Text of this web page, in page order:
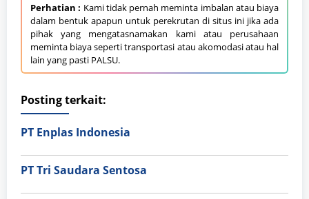
Perhatian : Kami tidak pernah meminta imbalan atau biaya
dalam bentuk apapun untuk perekrutan di situs ini jika ada
pihak yang mengatasnamakan kami atau perusahaan
meminta biaya seperti transportasi atau akomodasi atau hal
lain yang pasti PALSU.
Posting terkait:
PT Enplas Indonesia
PT Tri Saudara Sentosa